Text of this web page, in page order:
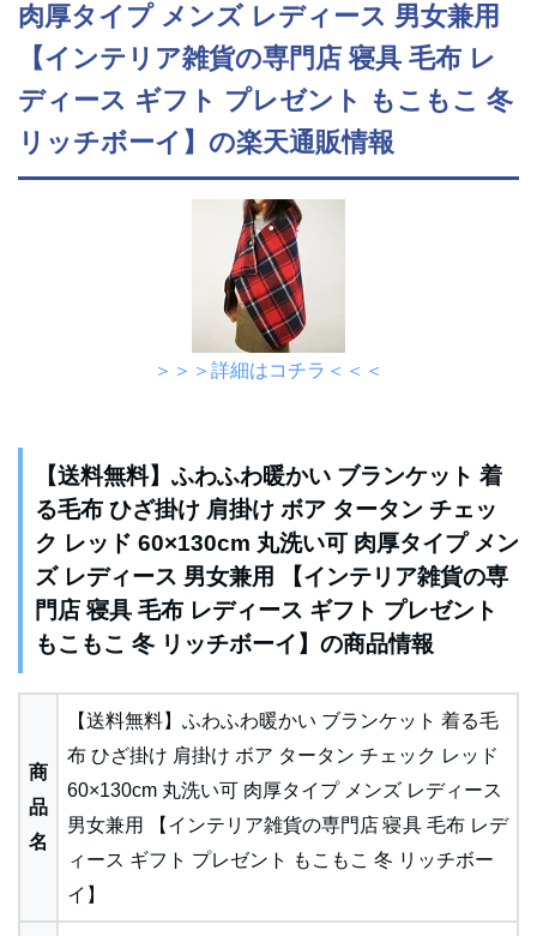
肉厚タイプ メンズ レディース 男女兼用
【インテリア雑貨の専門店 寝具 毛布 レ
ディース ギフト プレゼント もこもこ 冬
リッチボーイ】の楽天通販情報
＞＞＞詳細はコチラ＜＜＜
【送料無料】ふわふわ暖かい ブランケット 着
る毛布 ひざ掛け 肩掛け ボア タータン チェッ
ク レッド 60×130cm 丸洗い可 肉厚タイプ メン
ズ レディース 男女兼用 【インテリア雑貨の専
門店 寝具 毛布 レディース ギフト プレゼント
もこもこ 冬 リッチボーイ】の商品情報
商
品
名
【送料無料】ふわふわ暖かい ブランケット 着る毛
布 ひざ掛け 肩掛け ボア タータン チェック レッド
60×130cm 丸洗い可 肉厚タイプ メンズ レディース
男女兼用 【インテリア雑貨の専門店 寝具 毛布 レデ
ィース ギフト プレゼント もこもこ 冬 リッチボー
イ】